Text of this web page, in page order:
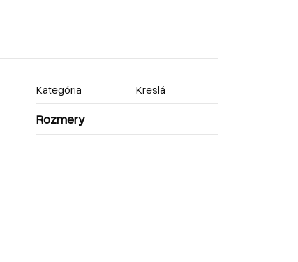
Kategória Kreslá
Rozmery